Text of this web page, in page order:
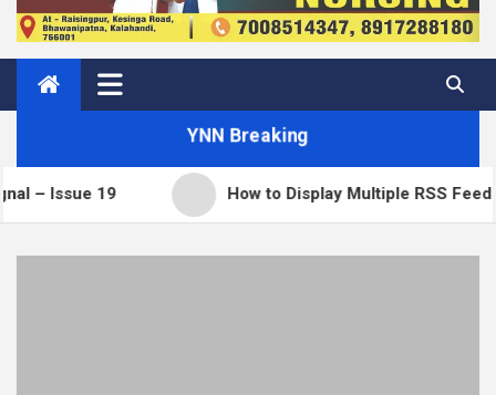
YNN Breaking
19 How to Display Multiple RSS Feeds on One